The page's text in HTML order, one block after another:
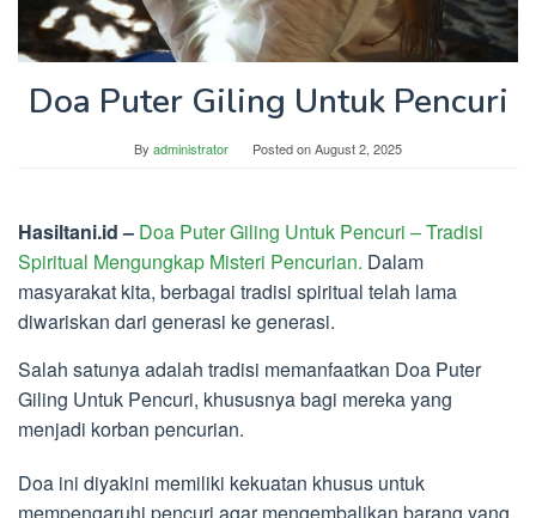
Doa Puter Giling Untuk Pencuri
By administrator Posted onAugust 2, 2025
Hasiltani.id – Doa Puter Giling Untuk Pencuri – Tradisi
Spiritual Mengungkap Misteri Pencurian. Dalam
masyarakat kita, berbagai tradisi spiritual telah lama
diwariskan dari generasi ke generasi.
Salah satunya adalah tradisi memanfaatkan Doa Puter
Giling Untuk Pencuri, khususnya bagi mereka yang
menjadi korban pencurian.
Doa ini diyakini memiliki kekuatan khusus untuk
mempengaruhi pencuri agar mengembalikan barang yang